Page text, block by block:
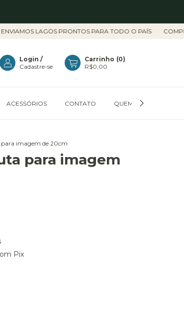
LAGOS PRONTOS PARA TODO O PAÍS COMPRA 100%
Login /
Cadastre-se
Carrinho (0)
R$0,00
ACESSÓRIOS CONTATO QUEM SOMOS
imagem de 20cm
para imagem
Pix